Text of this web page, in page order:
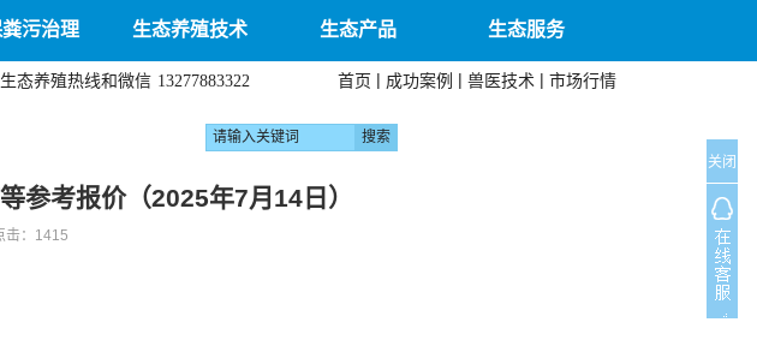
污治理 生态养殖技术 生态产品 生态服务
首页 | 成功案例 | 兽医技术 | 市场行情
生态养殖热线和微信 13277883322
参考报价（2025年7月14日）
： 1415
关闭